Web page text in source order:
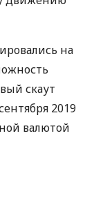
БАНКОВСКИМ
на
скаут
2019
валютой